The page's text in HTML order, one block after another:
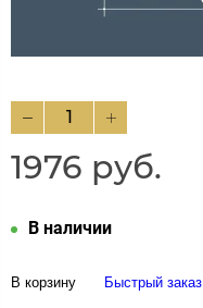
1976 руб.
В наличии
В корзину Быстрый заказ